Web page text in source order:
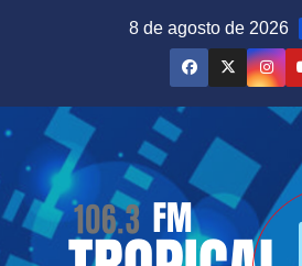
8 de agosto de 2026